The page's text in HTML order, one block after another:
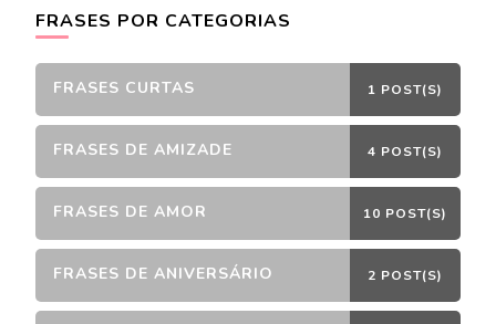
FRASES POR CATEGORIAS
FRASES CURTAS 1 POST(S)
FRASES DE AMIZADE 4 POST(S)
FRASES DE AMOR 10 POST(S)
FRASES DE ANIVERSÁRIO 2 POST(S)